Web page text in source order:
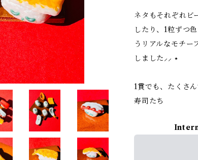
ネタもそれぞれビ
したり、1粒ずつ
うリアルなモチー
しました⸝⸝ ⭑
1貫でも、たくさ
寿司たち